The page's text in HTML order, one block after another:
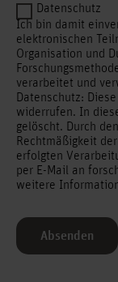
Datenschutz
Ich bin damit
elektronischen
Organisation und
verarbeitet und
Datenschutz:
widerrufen. In
gelöscht. Durch
Rechtmäßigkeit
erfolgten
per E-Mail an
weitere
Absenden